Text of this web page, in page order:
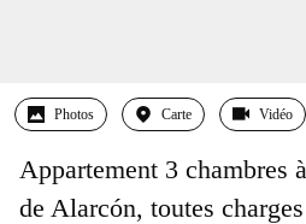
Photos Carte Vidéo
Appartement 3 chambres
de Alarcón, toutes